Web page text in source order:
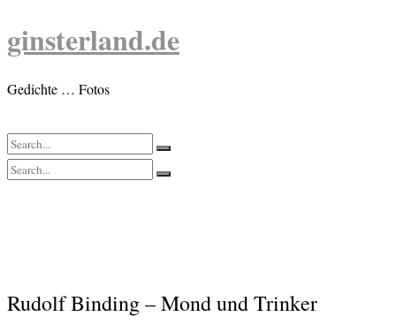
Skip
to
ginsterland.de
Gedichte … Fotos
Rudolf Binding – Mond und Trinker